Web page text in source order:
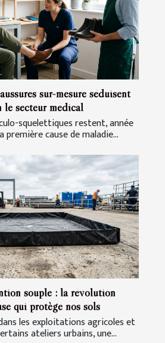
sur-mesure séduisent
le secteur médical
squelettiques restent, année
première cause de maladie...
souple : la révolution
qui protège nos sols
les exploitations agricoles et
ateliers urbains, une...